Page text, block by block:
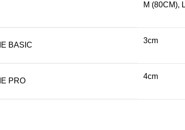
M (80CM),
BASIC
3cm
PRO
4cm